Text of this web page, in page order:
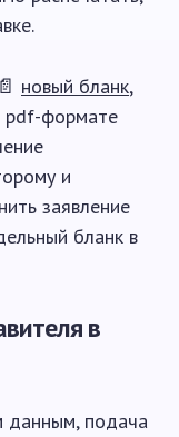
новый бланк,
формате
и
заявление
бланк в
в
данным, подача